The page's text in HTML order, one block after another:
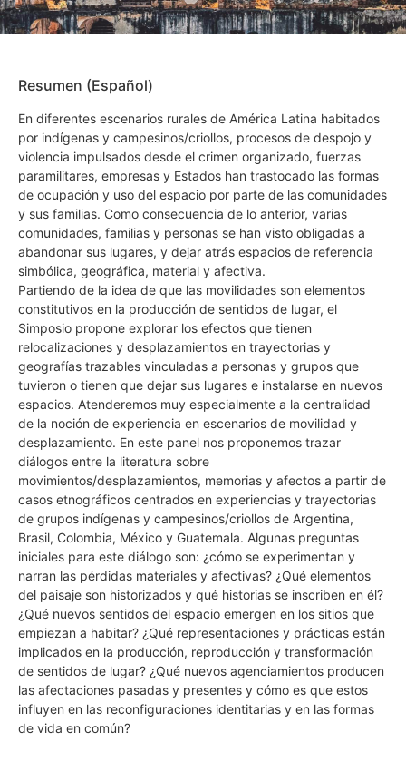
Resumen (Español)
En diferentes escenarios rurales de América Latina habitados
por indígenas y campesinos/criollos, procesos de despojo y
violencia impulsados desde el crimen organizado, fuerzas
paramilitares, empresas y Estados han trastocado las formas
de ocupación y uso del espacio por parte de las comunidades
y sus familias. Como consecuencia de lo anterior, varias
comunidades, familias y personas se han visto obligadas a
abandonar sus lugares, y dejar atrás espacios de referencia
simbólica, geográfica, material y afectiva.
Partiendo de la idea de que las movilidades son elementos
constitutivos en la producción de sentidos de lugar, el
Simposio propone explorar los efectos que tienen
relocalizaciones y desplazamientos en trayectorias y
geografías trazables vinculadas a personas y grupos que
tuvieron o tienen que dejar sus lugares e instalarse en nuevos
espacios. Atenderemos muy especialmente a la centralidad
de la noción de experiencia en escenarios de movilidad y
desplazamiento. En este panel nos proponemos trazar
diálogos entre la literatura sobre
movimientos/desplazamientos, memorias y afectos a partir de
casos etnográficos centrados en experiencias y trayectorias
de grupos indígenas y campesinos/criollos de Argentina,
Brasil, Colombia, México y Guatemala. Algunas preguntas
iniciales para este diálogo son: ¿cómo se experimentan y
narran las pérdidas materiales y afectivas? ¿Qué elementos
del paisaje son historizados y qué historias se inscriben en él?
¿Qué nuevos sentidos del espacio emergen en los sitios que
empiezan a habitar? ¿Qué representaciones y prácticas están
implicados en la producción, reproducción y transformación
de sentidos de lugar? ¿Qué nuevos agenciamientos producen
las afectaciones pasadas y presentes y cómo es que estos
influyen en las reconfiguraciones identitarias y en las formas
de vida en común?